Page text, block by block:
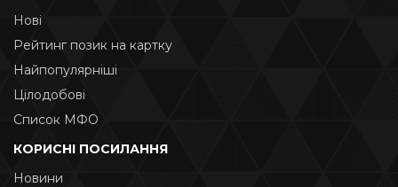
Нові
Рейтинг позик на картку
Найпопулярніші
Цілодобові
Список МФО
КОРИСНІ ПОСИЛАННЯ
Новини